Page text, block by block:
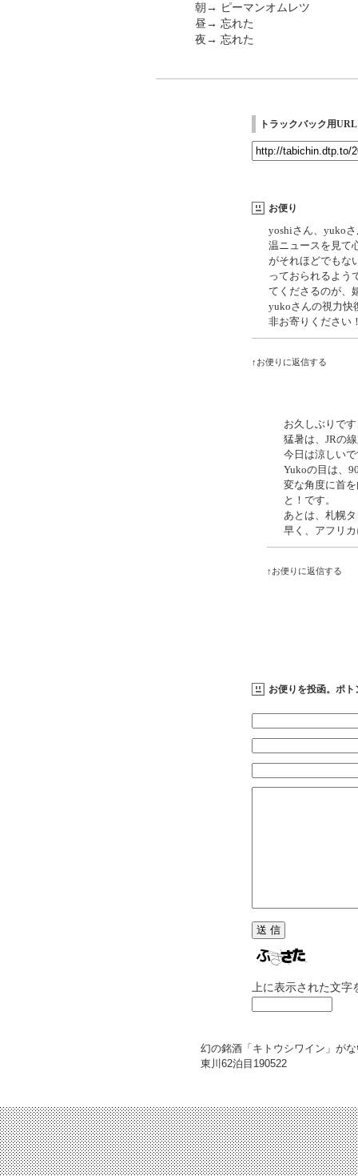
朝→ ピーマンオムレツ
昼→ 忘れた
夜→ 忘れた
トラックバック用URL
お便り
yoshiさん、yuko
温ニュースを見て
がそれほどでもな
っておられるよう
てくださるのが、
yukoさんの視力快
非お寄りください
↑お便りに返信する
お久しぶりで
猛暑は、JRの
今日は涼しい
Yukoの目は、
変な角度に首
と！です。
あとは、札幌
早く、アフリ
↑お便りに返信する
お便りを投函。ポト
上に表示された文
幻の銘酒「キトウシワイン」が
東川62泊目 190522